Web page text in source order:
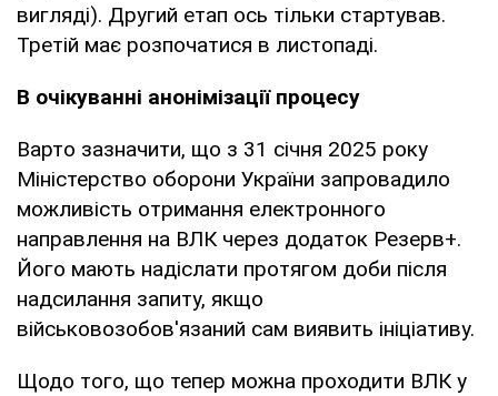
вигляді). Другий етап ось тільки стартував.
Третій має розпочатися в листопаді.
В очікуванні анонімізації процесу
Варто зазначити, що з 31 січня 2025 року
Міністерство оборони України запровадило
можливість отримання електронного
направлення на ВЛК через додаток Резерв+.
Його мають надіслати протягом доби після
надсилання запиту, якщо
військовозобов'язаний сам виявить ініціативу.
Щодо того, що тепер можна проходити ВЛК у